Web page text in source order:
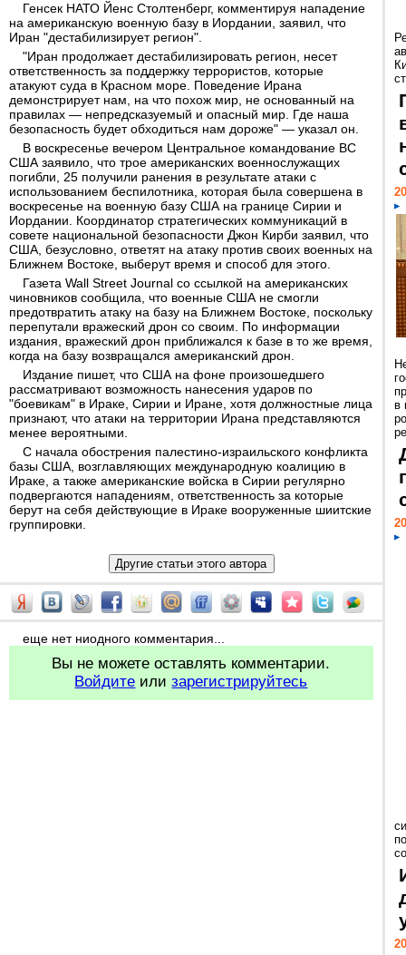
Генсек НАТО Йенс Столтенберг, комментируя нападение
на американскую военную базу в Иордании, заявил, что
Иран "дестабилизирует регион".
"Иран продолжает дестабилизировать регион, несет
ответственность за поддержку террористов, которые
атакуют суда в Красном море. Поведение Ирана
демонстрирует нам, на что похож мир, не основанный на
правилах — непредсказуемый и опасный мир. Где наша
безопасность будет обходиться нам дороже" — указал он.
В воскресенье вечером Центральное командование ВС
США заявило, что трое американских военнослужащих
погибли, 25 получили ранения в результате атаки с
использованием беспилотника, которая была совершена в
воскресенье на военную базу США на границе Сирии и
Иордании. Координатор стратегических коммуникаций в
совете национальной безопасности Джон Кирби заявил, что
США, безусловно, ответят на атаку против своих военных на
Ближнем Востоке, выберут время и способ для этого.
Газета Wall Street Journal со ссылкой на американских
чиновников сообщила, что военные США не смогли
предотвратить атаку на базу на Ближнем Востоке, поскольку
перепутали вражеский дрон со своим. По информации
издания, вражеский дрон приближался к базе в то же время,
когда на базу возвращался американский дрон.
Издание пишет, что США на фоне произошедшего
рассматривают возможность нанесения ударов по
"боевикам" в Ираке, Сирии и Иране, хотя должностные лица
признают, что атаки на территории Ирана представляются
менее вероятными.
С начала обострения палестино-израильского конфликта
базы США, возглавляющих международную коалицию в
Ираке, а также американские войска в Сирии регулярно
подвергаются нападениям, ответственность за которые
берут на себя действующие в Ираке вооруженные шиитские
группировки.
еще нет ниодного комментария...
Вы не можете оставлять комментарии.
Войдите илизарегистрируйтесь
в